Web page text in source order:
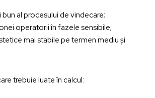
al procesului de vindecare;
operatorii în fazele sensibile;
mai stabile pe termen mediu și
trebuie luate în calcul: